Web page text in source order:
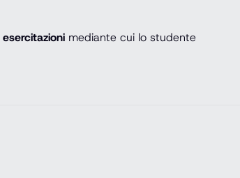
esercitazioni mediante cui lo studente